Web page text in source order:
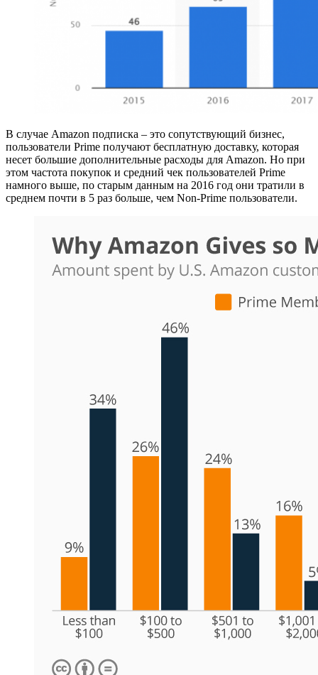
В случае Amazon подписка – это сопутствующий бизнес,
пользователи Prime получают бесплатную доставку, которая
несет большие дополнительные расходы для Amazon. Но при
этом частота покупок и средний чек пользователей Prime
намного выше, по старым данным на 2016 год они тратили в
среднем почти в 5 раз больше, чем Non-Prime пользователи.